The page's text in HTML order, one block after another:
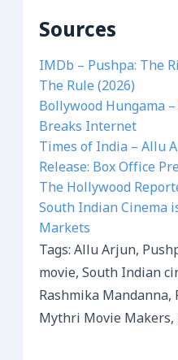
Sources
IMDb – Pushpa: The
The Rule (2026)
Bollywood Hungama
Breaks Internet
Times of India – Allu
Release: Box Office
The Hollywood
South Indian Cinema
Markets
Tags: Allu Arjun,
movie, South Indian
Rashmika Mandanna,
Mythri Movie Makers,